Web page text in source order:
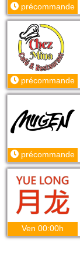
précommande
précommande
précommande
Ven 00:00h